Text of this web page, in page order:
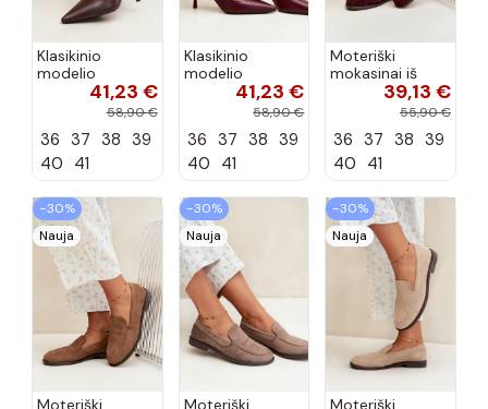
Klasikinio
modelio
aukštakulniai
šokolado
spalvos Nesha
41,23 €
58,90 €
36 37 38 39
40 41
Klasikinio
modelio
aukštakulniai
bordo spalvos
Nesha
41,23 €
58,90 €
36 37 38 39
40 41
Moteriški
mokasinai iš
dirbtinės
zomšos, bordo
39,13 €
55,90 €
36 37 38 39
40 41
−30%
Nauja
Moteriški
−30%
Nauja
Moteriški
−30%
Nauja
Moteriški